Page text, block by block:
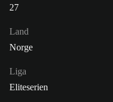
27
Land
Norge
Liga
Eliteserien